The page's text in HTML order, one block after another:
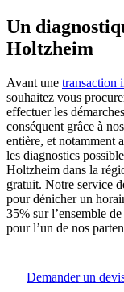
Un
Holtzheim
Avant une transaction
souhaitez vous
effectuer les
conséquent grâce à
entière, et notamment
les diagnostics
Holtzheim dans la
gratuit. Notre service
pour dénicher un
35% sur l’ensemble
pour l’un de nos
Demander un